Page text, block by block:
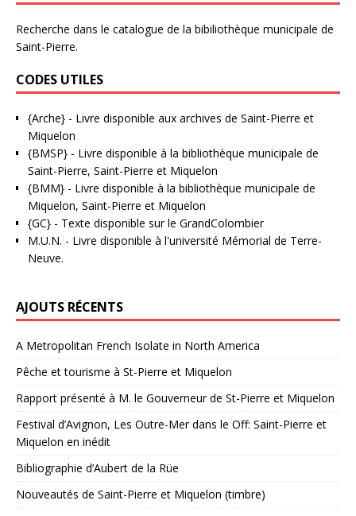
Recherche dans le catalogue de la bibiliothèque municipale de
Saint-Pierre.
CODES UTILES
{Arche} - Livre disponible aux archives de Saint-Pierre et
Miquelon
{BMSP} - Livre disponible à la bibliothèque municipale de
Saint-Pierre, Saint-Pierre et Miquelon
{BMM} - Livre disponible à la bibliothèque municipale de
Miquelon, Saint-Pierre et Miquelon
{GC} - Texte disponible sur le GrandColombier
M.U.N. - Livre disponible à l'université Mémorial de Terre-
Neuve.
AJOUTS RÉCENTS
A Metropolitan French Isolate in North America
Pêche et tourisme à St-Pierre et Miquelon
Rapport présenté à M. le Gouverneur de St-Pierre et Miquelon
Festival d’Avignon, Les Outre-Mer dans le Off: Saint-Pierre et
Miquelon en inédit
Bibliographie d’Aubert de la Rüe
Nouveautés de Saint-Pierre et Miquelon (timbre)